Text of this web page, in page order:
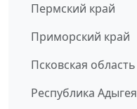
Пермский край
Приморский край
Псковская область
Республика Адыгея